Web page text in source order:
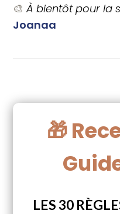
🎨À bientôt pour la
Joanaa
🎁
LES 30